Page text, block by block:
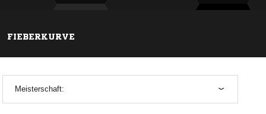
FIEBERKURVE
Meisterschaft: